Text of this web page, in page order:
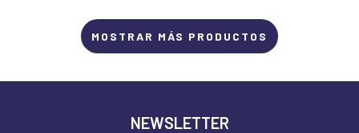
MOSTRAR MÁS PRODUCTOS
NEWSLETTER